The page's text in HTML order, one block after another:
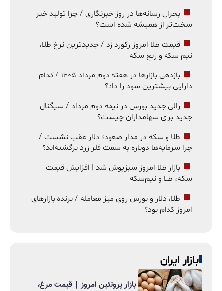
بحران رسانه‌ها در روز خبرنگاری / چرا تولید خبر
سخت‌تر از همیشه شده است؟
قیمت طلا امروز رکورد زد / جدیدترین نرخ طلا،
نیم سکه و ربع سکه
بازدهی بازارها در هفته دوم مرداد ۱۴۰۵ / کدام
دارایی بیشترین سود را داد؟
رالی جدید بورس در نیمه دوم مرداد / سیگنال
جدید برای سهامداران چیست؟
طلا و سکه در مدار صعود؛ دلار عقب نشست /
چرا سرمایه‌ها دوباره به سمت فلز زرد برگشته‌اند؟
بازار طلا امروز سبزپوش شد | افزایش قیمت
سکه، طلا و نیم‌سکه
طلا، دلار و بورس روی میز معامله / برنده بازارهای
امروز کدام بود؟
بازار ایران
بازار پروتئین امروز | قیمت مرغ،